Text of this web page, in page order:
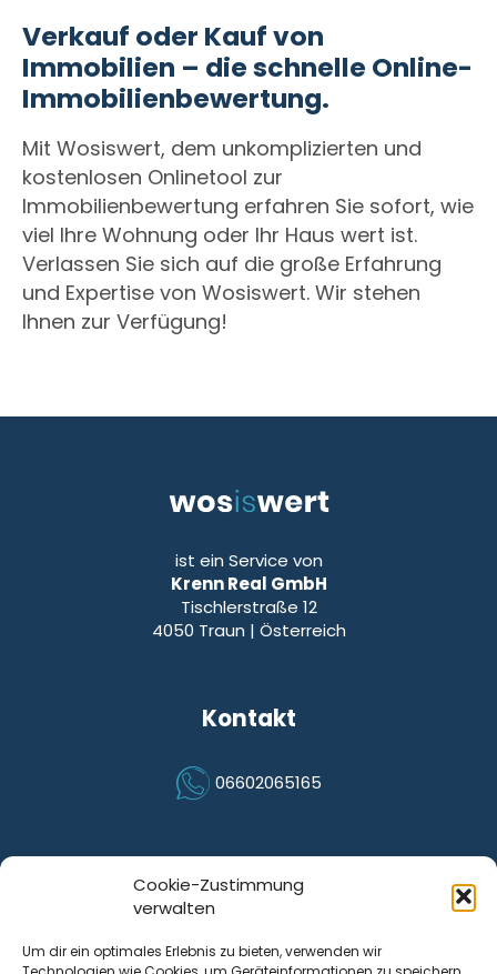
Cookie-Zustimmung
verwalten
Um dir ein optimales Erlebnis zu bieten, verwenden wir
Verkauf oder Kauf von
Immobilien – die schnelle Online-
Immobilienbewertung.
Mit Wosiswert, dem unkomplizierten und
kostenlosen Onlinetool zur
Immobilienbewertung erfahren Sie sofort, wie
viel Ihre Wohnung oder Ihr Haus wert ist.
Verlassen Sie sich auf die große Erfahrung
und Expertise von Wosiswert. Wir stehen
Ihnen zur Verfügung!
ist ein Service von
Krenn Real GmbH
Tischlerstraße 12
4050 Traun | Österreich
Kontakt
Icon Phone
06602065165
Quicklinks
FAQ